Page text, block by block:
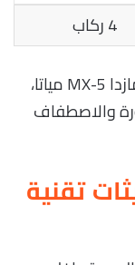
4 ركاب
ويبلغ طول السيارة أقل حتى من سيارة مازدا MX-5 مياتا،
والاصطفاف
تقنية